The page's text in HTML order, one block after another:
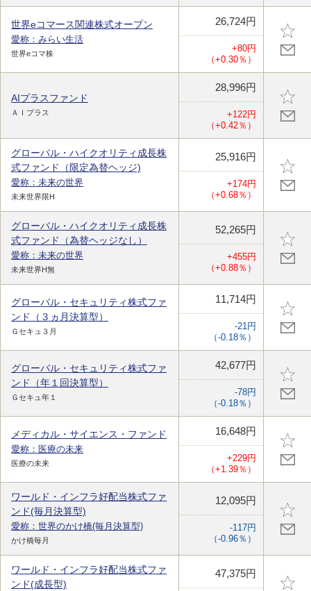
世界eコマース関連株式オープン
愛称：みらい生活
世界eコマ株
26,724円
+80円
（+0.30％）
AIプラスファンド
ＡＩプラス
28,996円
+122円
（+0.42％）
グローバル・ハイクオリティ成長株
式ファンド（限定為替ヘッジ)
愛称：未来の世界
未来世界限H
25,916円
+174円
（+0.68％）
グローバル・ハイクオリティ成長株
式ファンド（為替ヘッジなし）
愛称：未来の世界
未来世界H無
52,265円
+455円
（+0.88％）
グローバル・セキュリティ株式ファ
ンド（３ヵ月決算型）
Ｇセキュ３月
11,714円
-21円
（-0.18％）
グローバル・セキュリティ株式ファ
ンド（年１回決算型）
Ｇセキュ年１
42,677円
-78円
（-0.18％）
メディカル・サイエンス・ファンド
愛称：医療の未来
医療の未来
16,648円
+229円
（+1.39％）
ワールド・インフラ好配当株式ファ
ンド(毎月決算型)
愛称：世界のかけ橋(毎月決算型)
かけ橋毎月
12,095円
-117円
（-0.96％）
ワールド・インフラ好配当株式ファ
ンド(成長型)
47,375円